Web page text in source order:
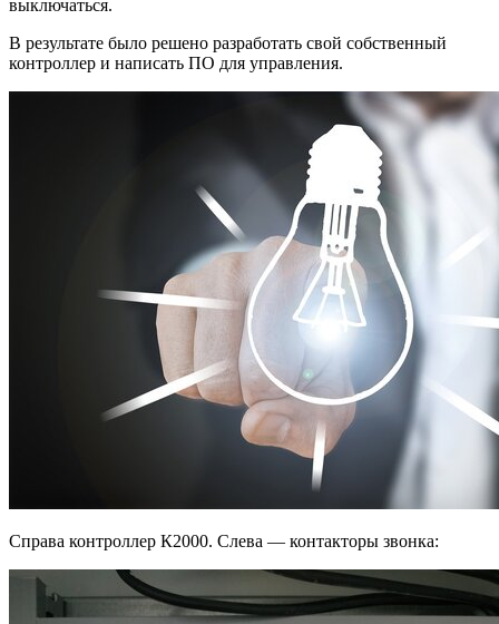
выключаться.
В результате было решено разработать свой собственный
контроллер и написать ПО для управления.
Справа контроллер К2000. Слева — контакторы звонка: